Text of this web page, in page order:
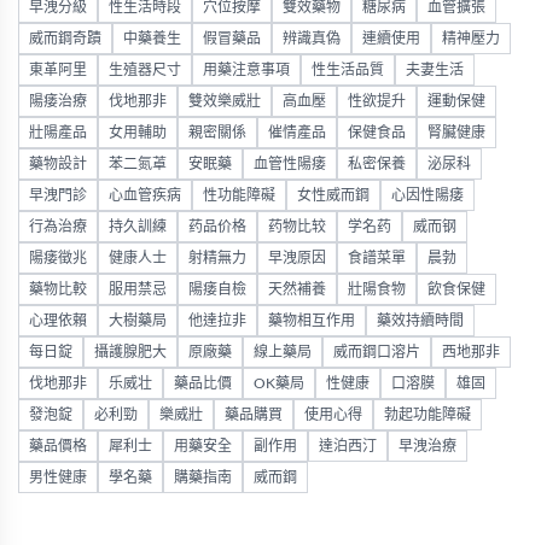
早洩分級 性生活時段 穴位按摩 雙效藥物 糖尿病 血管擴張
威而鋼奇蹟 中藥養生 假冒藥品 辨識真偽 連續使用 精神壓力
東革阿里 生殖器尺寸 用藥注意事項 性生活品質 夫妻生活
陽痿治療 伐地那非 雙效樂威壯 高血壓 性欲提升 運動保健
壯陽產品 女用輔助 親密關係 催情產品 保健食品 腎臟健康
藥物設計 苯二氮䓬 安眠藥 血管性陽痿 私密保養 泌尿科
早洩門診 心血管疾病 性功能障礙 女性威而鋼 心因性陽痿
行為治療 持久訓練 药品价格 药物比较 学名药 威而钢
陽痿徵兆 健康人士 射精無力 早洩原因 食譜菜單 晨勃
藥物比較 服用禁忌 陽痿自檢 天然補養 壯陽食物 飲食保健
心理依賴 大樹藥局 他達拉非 藥物相互作用 藥效持續時間
每日錠 攝護腺肥大 原廠藥 線上藥局 威而鋼口溶片 西地那非
伐地那非 乐威壮 藥品比價 OK藥局 性健康 口溶膜 雄固
發泡錠 必利勁 樂威壯 藥品購買 使用心得 勃起功能障礙
藥品價格 犀利士 用藥安全 副作用 達泊西汀 早洩治療
男性健康 學名藥 購藥指南 威而鋼